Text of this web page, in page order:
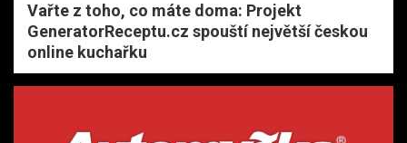
Vařte z toho, co máte doma: Projekt
GeneratorReceptu.cz spouští největší českou
online kuchařku